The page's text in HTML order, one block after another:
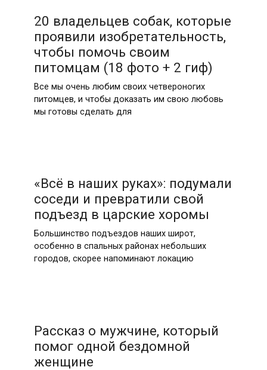
20 владельцев собак, которые
проявили изобретательность,
чтобы помочь своим
питомцам (18 фото + 2 гиф)
Все мы очень любим своих четвероногих
питомцев, и чтобы доказать им свою любовь
мы готовы сделать для
«Всё в наших руках»: подумали
соседи и превратили свой
подъезд в царские хоромы
Большинство подъездов наших широт,
особенно в спальных районах небольших
городов, скорее напоминают локацию
Рассказ о мужчине, который
помог одной бездомной
женщине